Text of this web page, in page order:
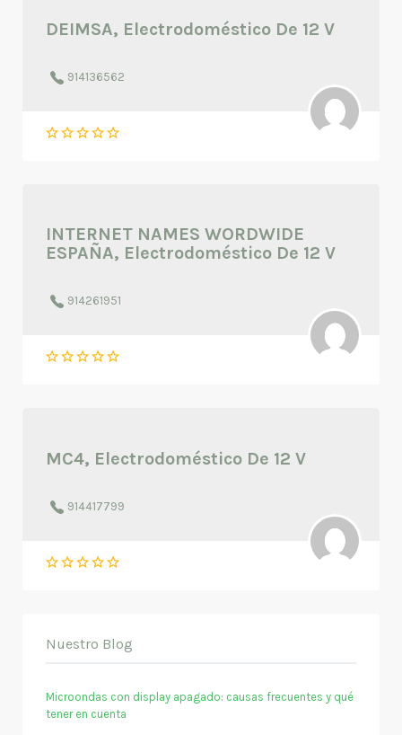
DEIMSA, Electrodoméstico De 12 V
914136562
INTERNET NAMES WORDWIDE
ESPAÑA, Electrodoméstico De 12 V
914261951
MC4, Electrodoméstico De 12 V
914417799
Nuestro Blog
Microondas con display apagado: causas frecuentes y qué
tener en cuenta